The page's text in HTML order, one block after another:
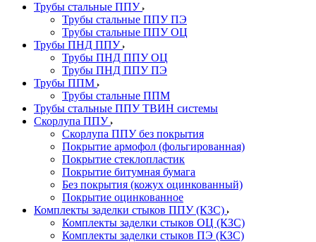
Трубы стальные ППУ
Трубы стальные ППУ ПЭ
Трубы стальные ППУ ОЦ
Трубы ПНД ППУ
Трубы ПНД ППУ ОЦ
Трубы ПНД ППУ ПЭ
Трубы ППМ
Трубы стальные ППМ
Трубы стальные ППУ ТВИН системы
Скорлупа ППУ
Скорлупа ППУ без покрытия
Покрытие армофол (фольгированная)
Покрытие стеклопластик
Покрытие битумная бумага
Без покрытия (кожух оцинкованный)
Покрытие оцинкованное
Комплекты заделки стыков ППУ (КЗС)
Комплекты заделки стыков ОЦ (КЗС)
Комплекты заделки стыков ПЭ (КЗС)